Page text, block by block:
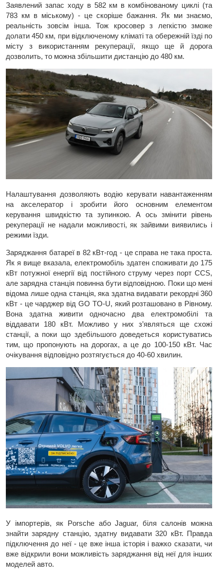
Заявлений запас ходу в 582 км в комбінованому циклі (та
783 км в міському) - це скоріше бажання. Як ми знаємо,
реальність зовсім інша. Тож кросовер з легкістю зможе
долати 450 км, при відключеному кліматі та обережній їзді по
місту з використанням рекуперації, якщо ще й дорога
дозволить, то можна збільшити дистанцію до 480 км.
Налаштування дозволяють водію керувати навантаженням
на акселератор і зробити його основним елементом
керування швидкістю та зупинкою. А ось змінити рівень
рекуперації не надали можливості, як зайвими виявились і
режими їзди.
Заряджання батареї в 82 кВт-год - це справа не така проста.
Як я вище вказала, електромобіль здатен споживати до 175
кВт потужної енергії від постійного струму через порт CCS,
але зарядна станція повинна бути відповідною. Поки що мені
відома лише одна станція, яка здатна видавати рекордні 360
кВт - це чарджер від GO TO-U, який розташовано в Рівному.
Вона здатна живити одночасно два електромобілі та
віддавати 180 кВт. Можливо у них з’являться ще схожі
станції, а поки що здебільшого доведеться користуватись
тим, що пропонують на дорогах, а це до 100-150 кВт. Час
очікування відповідно розтягується до 40-60 хвилин.
У імпортерів, як Porsche або Jaguar, біля салонів можна
знайти зарядну станцію, здатну видавати 320 кВт. Правда
підключення до неї - це вже інша історія і важко сказати, чи
вже відкрили вони можливість заряджання від неї для інших
моделей авто.